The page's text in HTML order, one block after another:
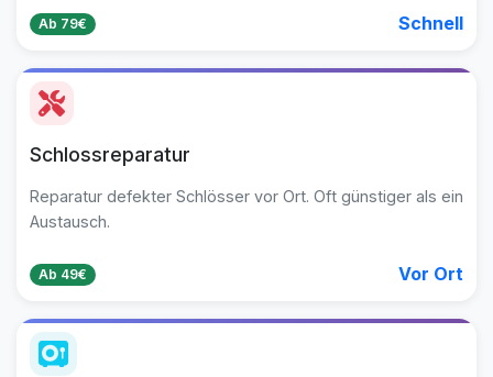
Ab 79€ Schnell
Schlossreparatur
Reparatur defekter Schlösser vor Ort. Oft günstiger als ein
Austausch.
Ab 49€ Vor Ort